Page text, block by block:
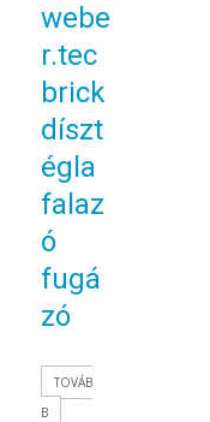
webe
r.tec
brick
díszt
égla
falaz
ó
fugá
zó
TOVÁB
B